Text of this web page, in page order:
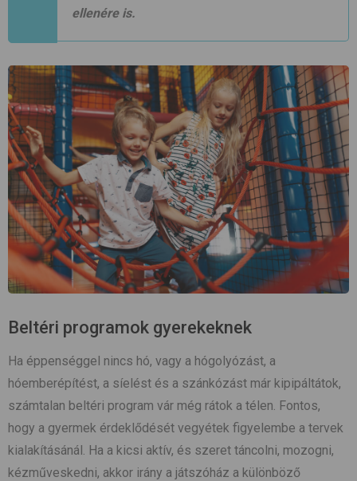
ellenére is.
Beltéri programok gyerekeknek
Ha éppenséggel nincs hó, vagy a hógolyózást, a
hóemberépítést, a síelést és a szánkózást már kipipáltátok,
számtalan beltéri program vár még rátok a télen. Fontos,
hogy a gyermek érdeklődését vegyétek figyelembe a tervek
kialakításánál. Ha a kicsi aktív, és szeret táncolni, mozogni,
kézműveskedni, akkor irány a játszóház a különböző